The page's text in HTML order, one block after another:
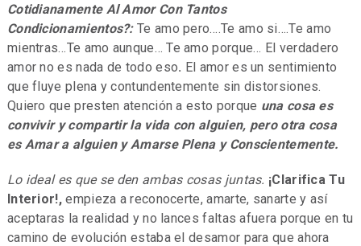
Cotidianamente Al Amor Con Tantos
Condicionamientos?: Te amo pero….Te amo si….Te amo
mientras…Te amo aunque… Te amo porque… El verdadero
amor no es nada de todo eso. El amor es un sentimiento
que fluye plena y contundentemente sin distorsiones.
Quiero que presten atención a esto porque una cosa es
convivir y compartir la vida con alguien, pero otra cosa
es Amar a alguien y Amarse Plena y Conscientemente.
Lo ideal es que se den ambas cosas juntas. ¡Clarifica Tu
Interior!, empieza a reconocerte, amarte, sanarte y así
aceptaras la realidad y no lances faltas afuera porque en tu
camino de evolución estaba el desamor para que ahora